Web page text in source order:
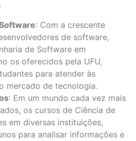
: Com a crescente
de software,
de Software em
os oferecidos pela UFU,
para atender às
mercado de tecnologia.
: Em um mundo cada vez mais
os cursos de Ciência de
em diversas instituições,
para analisar informações e